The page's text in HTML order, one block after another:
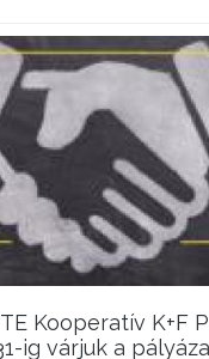
Kooperatív K+F
ig várjuk a